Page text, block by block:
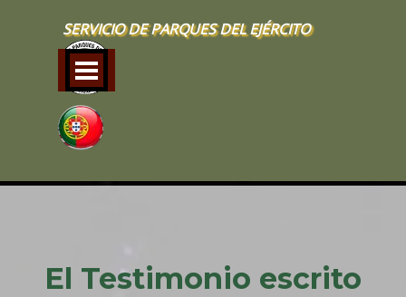
SERVICIO DE PARQUES DEL EJÉRCITO
Saltar menú
El Testimonio escrito